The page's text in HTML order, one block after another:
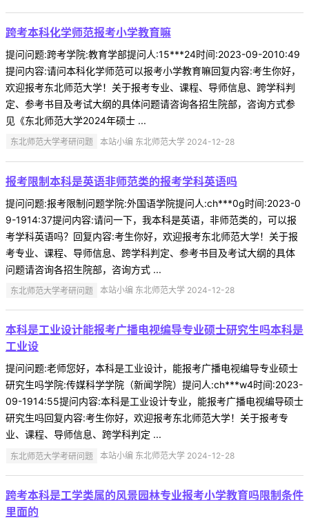
跨考本科化学师范报考小学教育嘛
提问问题:跨考学院:教育学部提问人:15***24时间:2023-09-2010:49
提问内容:请问本科化学师范可以报考小学教育嘛回复内容:考生你好，
欢迎报考东北师范大学！关于报考专业、课程、导师信息、跨学科判
定、参考书目及考试大纲的具体问题请咨询各招生院部，咨询方式参
见《东北师范大学2024年硕士 ...
东北师范大学考研问题 本站小编 东北师范大学 2024-12-28
报考限制本科是英语非师范类的报考学科英语吗
提问问题:报考限制问题学院:外国语学院提问人:ch***0g时间:2023-0
9-1914:37提问内容:请问一下，我本科是英语，非师范类的，可以报
考学科英语吗？回复内容:考生你好，欢迎报考东北师范大学！关于报
考专业、课程、导师信息、跨学科判定、参考书目及考试大纲的具体
问题请咨询各招生院部，咨询方式 ...
东北师范大学考研问题 本站小编 东北师范大学 2024-12-28
本科是工业设计能报考广播电视编导专业硕士研究生吗本科是
工业设
提问问题:老师您好，本科是工业设计，能报考广播电视编导专业硕士
研究生吗学院:传媒科学学院（新闻学院）提问人:ch***w4时间:2023-
09-1914:55提问内容:本科是工业设计专业，能报考广播电视编导硕士
研究生吗回复内容:考生你好，欢迎报考东北师范大学！关于报考专
业、课程、导师信息、跨学科判定 ...
东北师范大学考研问题 本站小编 东北师范大学 2024-12-28
跨考本科是工学类属的风景园林专业报考小学教育吗限制条件
里面的